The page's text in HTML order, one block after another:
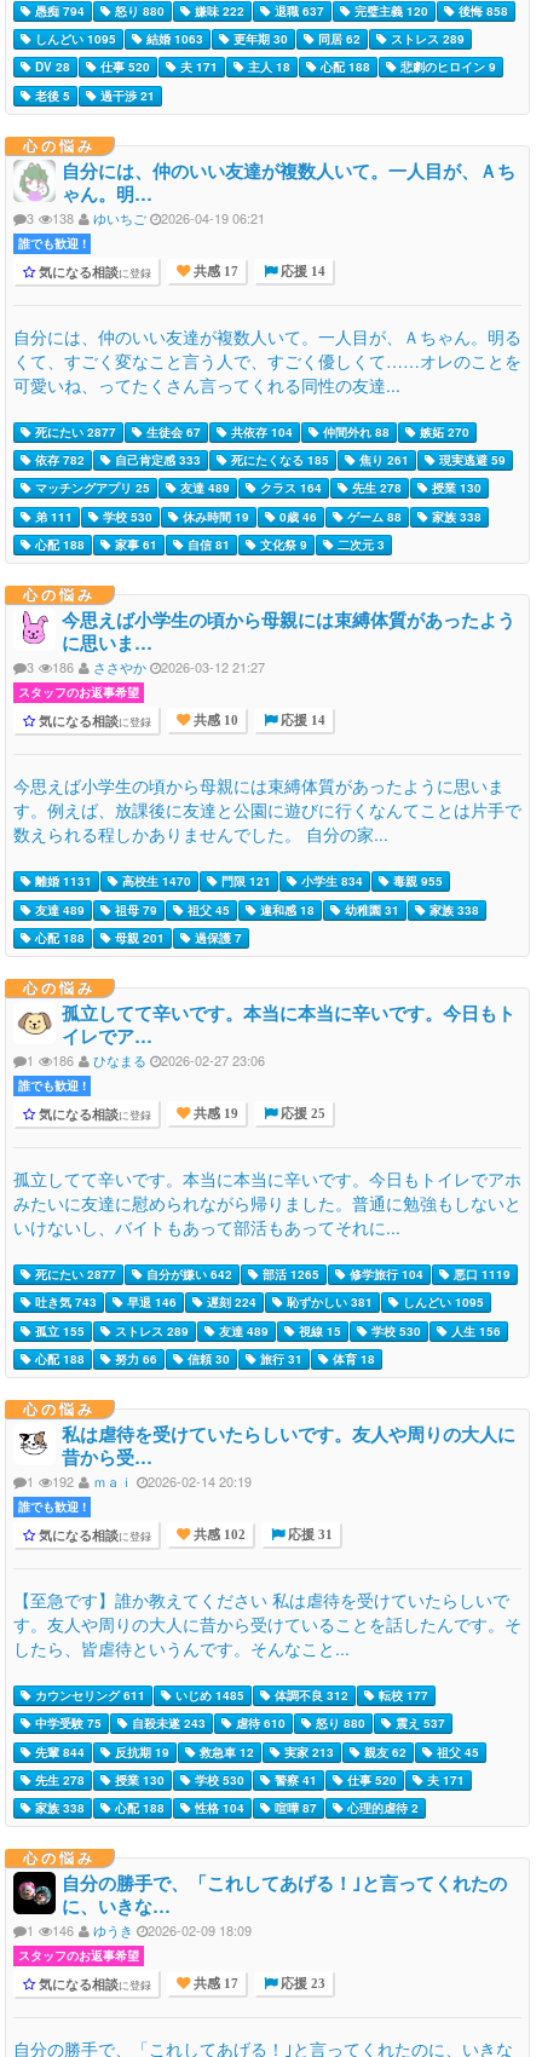
愚痴 794
怒り 880 嫌味 222 退職 637 完璧主義 120
後悔 858
しんどい 1095
結婚 1063 更年期 30 同居 62
ストレス 289
DV 28
仕事 520 夫 171 主人 18 心配 188
悲劇のヒロイン 9
老後 5
過干渉 21
心の悩み
自分には、仲のいい友達が複数人いて。一人目が、Ａち
ゃん。明…
3 138 ゆいちご 2026-04-19 06:21
誰でも歓迎 !
気になる相談に登録 共感 17 応援 14
自分には、仲のいい友達が複数人いて。一人目が、Ａちゃん。明る
くて、すごく変なこと言う人で、すごく優しくて……オレのことを
可愛いね、ってたくさん言ってくれる同性の友達...
死にたい 2877 生徒会 67 共依存 104 仲間外れ 88
嫉妬 270
依存 782
自己肯定感 333 死にたくなる 185 焦り 261
現実逃避 59
マッチングアプリ 25
友達 489 クラス 164 先生 278
授業 130
弟 111
学校 530 休み時間 19 0歳 46 ゲーム 88
家族 338
心配 188
家事 61 自信 81 文化祭 9 二次元 3
心の悩み
今思えば小学生の頃から母親には束縛体質があったよう
に思いま…
3 186 ささやか 2026-03-12 21:27
スタッフのお返事希望
気になる相談に登録 共感 10 応援 14
今思えば小学生の頃から母親には束縛体質があったように思いま
す。例えば、放課後に友達と公園に遊びに行くなんてことは片手で
数えられる程しかありませんでした。 自分の家...
離婚 1131 高校生 1470 門限 121 小学生 834
毒親 955
友達 489
祖母 79 祖父 45 違和感 18 幼稚園 31
家族 338
心配 188
母親 201 過保護 7
心の悩み
孤立してて辛いです。本当に本当に辛いです。今日もト
イレでア…
1 186 ひなまる 2026-02-27 23:06
誰でも歓迎 !
気になる相談に登録 共感 19 応援 25
孤立してて辛いです。本当に本当に辛いです。今日もトイレでアホ
みたいに友達に慰められながら帰りました。普通に勉強もしないと
いけないし、バイトもあって部活もあってそれに...
死にたい 2877 自分が嫌い 642 部活 1265 修学旅行 104
悪口 1119
吐き気 743
早退 146 遅刻 224 恥ずかしい 381
しんどい 1095
孤立 155
ストレス 289 友達 489 視線 15 学校 530
人生 156
心配 188
努力 66 信頼 30 旅行 31 体育 18
心の悩み
私は虐待を受けていたらしいです。友人や周りの大人に
昔から受…
1 192 ｍａｉ 2026-02-14 20:19
誰でも歓迎 !
気になる相談に登録 共感 102 応援 31
【至急です】誰か教えてください 私は虐待を受けていたらしいで
す。友人や周りの大人に昔から受けていることを話したんです。そ
したら、皆虐待というんです。そんなこと...
カウンセリング 611 いじめ 1485 体調不良 312
転校 177
中学受験 75
自殺未遂 243 虐待 610 怒り 880
震え 537
先輩 844
反抗期 19 救急車 12 実家 213 親友 62
祖父 45
先生 278
授業 130 学校 530 警察 41 仕事 520
夫 171
家族 338
心配 188 性格 104 喧嘩 87 心理的虐待 2
心の悩み
自分の勝手で、「これしてあげる！｣と言ってくれたの
に、いきな…
1 146 ゆうき 2026-02-09 18:09
スタッフのお返事希望
気になる相談に登録 共感 17 応援 23
自分の勝手で、「これしてあげる！｣と言ってくれたのに、いきな